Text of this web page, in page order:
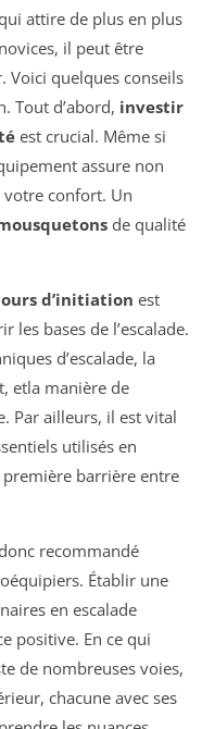
attire de plus en plus
il peut être
Voici quelques conseils
Tout d’abord, investir
est crucial. Même si
assure non
votre confort. Un
de qualité
d’initiation est
les bases de l’escalade.
d’escalade, la
etla manière de
Par ailleurs, il est vital
utilisés en
première barrière entre
recommandé
Établir une
en escalade
positive. En ce qui
de nombreuses voies,
chacune avec ses